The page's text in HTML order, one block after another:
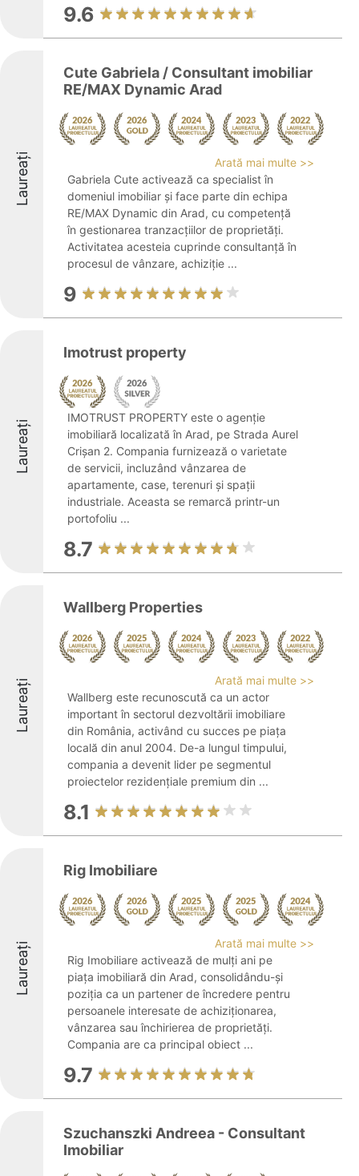
9.6
Laureați
Cute Gabriela / Consultant imobiliar
RE/MAX Dynamic Arad
Arată mai multe >>
Gabriela Cute activează ca specialist în
domeniul imobiliar și face parte din echipa
RE/MAX Dynamic din Arad, cu competență
în gestionarea tranzacțiilor de proprietăți.
Activitatea acesteia cuprinde consultanță în
procesul de vânzare, achiziție ...
9
Laureați
Imotrust property
IMOTRUST PROPERTY este o agenție
imobiliară localizată în Arad, pe Strada Aurel
Crișan 2. Compania furnizează o varietate
de servicii, incluzând vânzarea de
apartamente, case, terenuri și spații
industriale. Aceasta se remarcă printr-un
portofoliu ...
8.7
Laureați
Wallberg Properties
Arată mai multe >>
Wallberg este recunoscută ca un actor
important în sectorul dezvoltării imobiliare
din România, activând cu succes pe piața
locală din anul 2004. De-a lungul timpului,
compania a devenit lider pe segmentul
proiectelor rezidențiale premium din ...
8.1
Laureați
Rig Imobiliare
Arată mai multe >>
Rig Imobiliare activează de mulți ani pe
piața imobiliară din Arad, consolidându-și
poziția ca un partener de încredere pentru
persoanele interesate de achiziționarea,
vânzarea sau închirierea de proprietăți.
Compania are ca principal obiect ...
9.7
Szuchanszki Andreea - Consultant
Imobiliar